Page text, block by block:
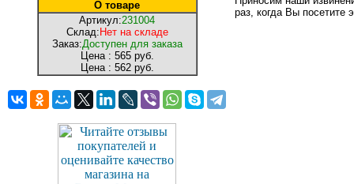
О товаре
Артикул:231004
Склад: Нет на складе
Заказ:Доступен для заказа
Цена : 565 руб.
Цена : 562 руб.
раз, когда Вы посетите